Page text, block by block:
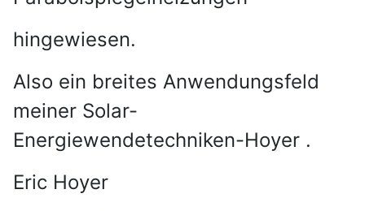
hingewiesen.
Also ein breites Anwendungsfeld
meiner Solar-
Energiewendetechniken-Hoyer .
Eric Hoyer